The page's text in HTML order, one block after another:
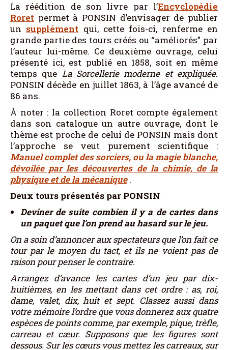
La réédition de son livre par l’Encyclopédie
Roret permet à PONSIN d’envisager de publier
un supplément qui, cette fois-ci, renferme en
grande partie des tours créés ou “améliorés” par
l’auteur lui-même. Ce deuxième ouvrage, celui
présenté ici, est publié en 1858, soit en même
temps que La Sorcellerie moderne et expliquée.
PONSIN décède en juillet 1863, à l’âge avancé de
86 ans.
À noter : la collection Roret compte également
dans son catalogue un autre ouvrage, dont le
thème est proche de celui de PONSIN mais dont
l’approche se veut purement scientifique :
Manuel complet des sorciers, ou la magie blanche,
dévoilée par les découvertes de la chimie, de la
physique et de la mécanique.
Deux tours présentés par PONSIN
Deviner de suite combien il y a de cartes dans
un paquet que l’on prend au hasard sur le jeu.
On a soin d’annoncer aux spectateurs que l’on fait ce
tour par le moyen du tact, et ils ne voient pas de
raison pour penser le contraire.
Arrangez d’avance les cartes d’un jeu par dix-
huitièmes, en les mettant dans cet ordre : as, roi,
dame, valet, dix, huit et sept. Classez aussi dans
votre mémoire l’ordre que vous donnerez aux quatre
espèces de points comme, par exemple, pique, trèfle,
carreau et cæur. Supposons que les figures sont
dessous. Sur les cœurs vous mettez les carreaux, sur